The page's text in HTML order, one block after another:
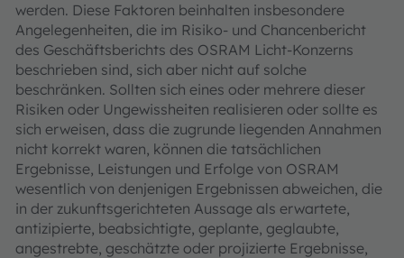
werden. Diese Faktoren beinhalten insbesondere
Angelegenheiten, die im Risiko- und Chancenbericht
des Geschäftsberichts des OSRAM Licht-Konzerns
beschrieben sind, sich aber nicht auf solche
beschränken. Sollten sich eines oder mehrere dieser
Risiken oder Ungewissheiten realisieren oder sollte es
sich erweisen, dass die zugrunde liegenden Annahmen
nicht korrekt waren, können die tatsächlichen
Ergebnisse, Leistungen und Erfolge von OSRAM
wesentlich von denjenigen Ergebnissen abweichen, die
in der zukunftsgerichteten Aussage als erwartete,
antizipierte, beabsichtigte, geplante, geglaubte,
angestrebte, geschätzte oder projizierte Ergebnisse,